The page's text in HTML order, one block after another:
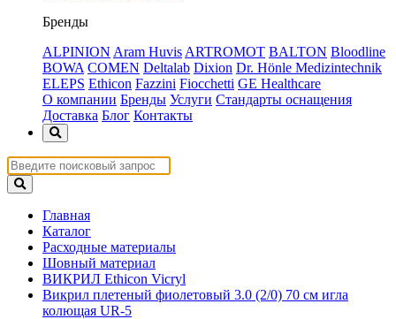
Бренды
ALPINION Aram Huvis ARTROMOT BALTON Bloodline
BOWA COMEN Deltalab Dixion Dr. Hönle Medizintechnik
ELEPS Ethicon Fazzini Fiocchetti GE Healthcare
О компании Бренды Услуги Стандарты оснащения
Доставка Блог Контакты
Главная
Каталог
Расходные материалы
Шовный материал
ВИКРИЛ Ethicon Vicryl
Викрил плетеный фиолетовый 3.0 (2/0) 70 см игла
колющая UR-5